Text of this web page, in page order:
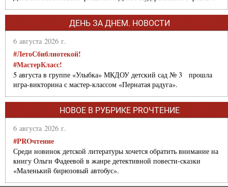
ДЕНЬ ЗА ДНЕМ. НОВОСТИ
6 августа 2026 г.
#ЛетоСбиблиотекой!
#МастерКласс!
5 августа в группе «Улыбка» МКДОУ детский сад № 3 прошла
игра-викторина с мастер-классом «Пернатая радуга».
НОВОЕ В РУБРИКЕ PROЧТЕНИЕ
6 августа 2026 г.
#PROчтение
Среди новинок детской литературы хочется обратить внимание на
книгу Ольги Фадеевой в жанре детективной повести-сказки
«Маленький бирюзовый автобус».